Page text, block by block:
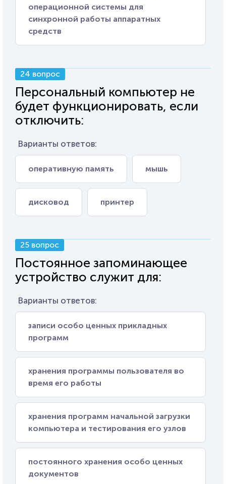
операционной системы для
синхронной работы аппаратных
средств
24 вопрос
Персональный компьютер не
будет функционировать, если
отключить:
Варианты ответов:
оперативную память мышь
дисковод принтер
25 вопрос
Постоянное запоминающее
устройство служит для:
Варианты ответов:
записи особо ценных прикладных
программ
хранения программы пользователя во
время его работы
хранения программ начальной загрузки
компьютера и тестирования его узлов
постоянного хранения особо ценных
документов